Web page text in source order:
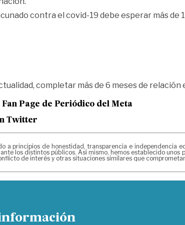
contra el covid-19 debe esperar más de
completar más de 6 meses de relación
Page de Periódico del Meta
Twitter
a principios de honestidad, transparencia e independencia
los distintos públicos. Así mismo, hemos establecido unos
de interés y otras situaciones similares que